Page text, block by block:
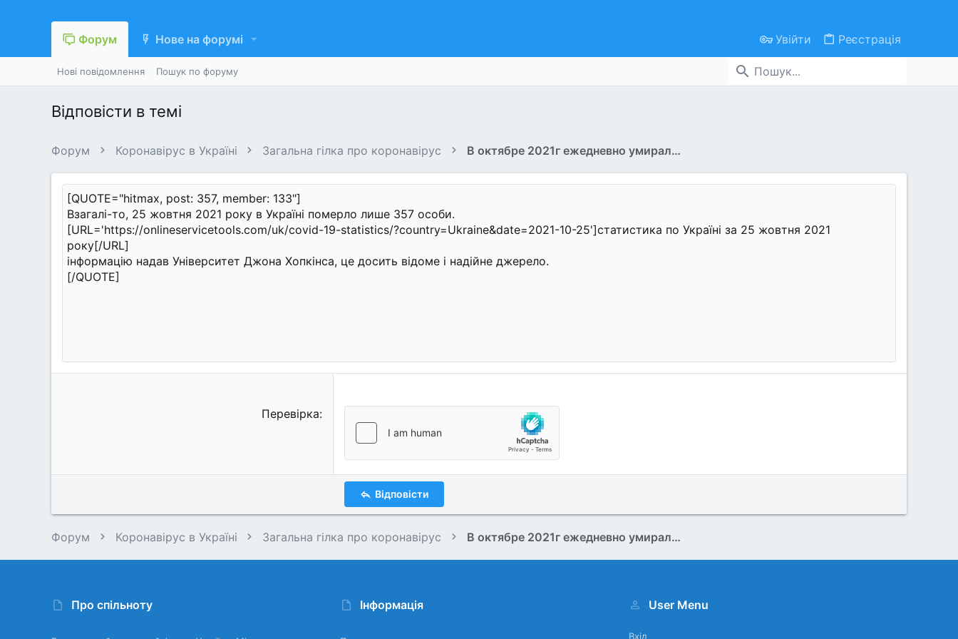
Форум Нове на форумі Увійти Реєстрація
Нові повідомлення Пошук по форуму
Відповісти в темі
Форум Коронавірус в Україні Загальна гілка про коронавірус В октябре 2021г ежедневно умирало по 907 человек из-за ковида
Перевірка
Відповісти
Форум Коронавірус в Україні Загальна гілка про коронавірус В октябре 2021г ежедневно умирало по 907 человек из-за ковида
Про спільноту Інформація User Menu
Вхід